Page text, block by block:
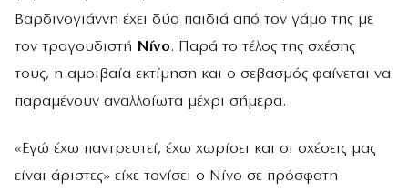
Βαρδινογιάννη έχει δύο παιδιά από τον γάμο της με
τον τραγουδιστή Νίνο. Παρά το τέλος της σχέσης
τους, η αμοιβαία εκτίμηση και ο σεβασμός φαίνεται να
παραμένουν αναλλοίωτα μέχρι σήμερα.
«Εγώ έχω παντρευτεί, έχω χωρίσει και οι σχέσεις µας
είναι άριστες» είχε τονίσει ο Νίνο σε πρόσφατη